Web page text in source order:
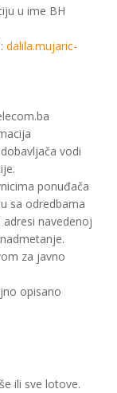
u ime BH
dalila.mujaric-
vodi
ponuđača
sa odredbama
navedenoj
za javno
opisano
ili sve lotove.